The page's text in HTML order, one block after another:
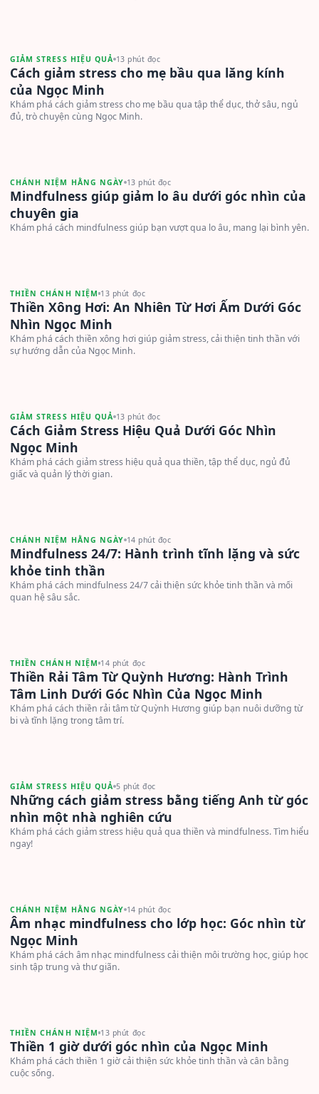
GIẢM STRESS HIỆU QUẢ 13 phút đọc
Cách giảm stress cho mẹ bầu qua lăng kính
của Ngọc Minh
Khám phá cách giảm stress cho mẹ bầu qua tập thể dục, thở sâu, ngủ
đủ, trò chuyện cùng Ngọc Minh.
CHÁNH NIỆM HẰNG NGÀY 13 phút đọc
Mindfulness giúp giảm lo âu dưới góc nhìn của
chuyên gia
Khám phá cách mindfulness giúp bạn vượt qua lo âu, mang lại bình yên.
THIỀN CHÁNH NIỆM 13 phút đọc
Thiền Xông Hơi: An Nhiên Từ Hơi Ấm Dưới Góc
Nhìn Ngọc Minh
Khám phá cách thiền xông hơi giúp giảm stress, cải thiện tinh thần với
sự hướng dẫn của Ngọc Minh.
GIẢM STRESS HIỆU QUẢ 13 phút đọc
Cách Giảm Stress Hiệu Quả Dưới Góc Nhìn
Ngọc Minh
Khám phá cách giảm stress hiệu quả qua thiền, tập thể dục, ngủ đủ
giấc và quản lý thời gian.
CHÁNH NIỆM HẰNG NGÀY 14 phút đọc
Mindfulness 24/7: Hành trình tĩnh lặng và sức
khỏe tinh thần
Khám phá cách mindfulness 24/7 cải thiện sức khỏe tinh thần và mối
quan hệ sâu sắc.
THIỀN CHÁNH NIỆM 14 phút đọc
Thiền Rải Tâm Từ Quỳnh Hương: Hành Trình
Tâm Linh Dưới Góc Nhìn Của Ngọc Minh
Khám phá cách thiền rải tâm từ Quỳnh Hương giúp bạn nuôi dưỡng từ
bi và tĩnh lặng trong tâm trí.
GIẢM STRESS HIỆU QUẢ 5 phút đọc
Những cách giảm stress bằng tiếng Anh từ góc
nhìn một nhà nghiên cứu
Khám phá cách giảm stress hiệu quả qua thiền và mindfulness. Tìm hiểu
ngay!
CHÁNH NIỆM HẰNG NGÀY 14 phút đọc
Âm nhạc mindfulness cho lớp học: Góc nhìn từ
Ngọc Minh
Khám phá cách âm nhạc mindfulness cải thiện môi trường học, giúp học
sinh tập trung và thư giãn.
THIỀN CHÁNH NIỆM 13 phút đọc
Thiền 1 giờ dưới góc nhìn của Ngọc Minh
Khám phá cách thiền 1 giờ cải thiện sức khỏe tinh thần và cân bằng
cuộc sống.